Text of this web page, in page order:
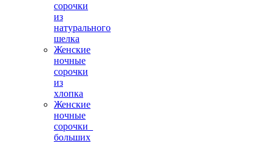
сорочки
из
натурального
шелка
Женские
ночные
сорочки
из
хлопка
Женские
ночные
сорочки_
больших